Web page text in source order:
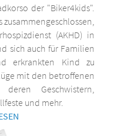
der "Biker4kids".
(AKHD) in
sich auch für Familien
erkrankten Kind zu
mit den betroffenen
Geschwistern,
und mehr.